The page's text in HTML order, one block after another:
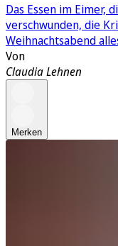
Das Essen im Eimer,
verschwunden, die
Weihnachtsabend
Von
Claudia Lehnen
Merken